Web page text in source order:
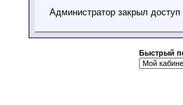
Администратор закрыл
Быстрый